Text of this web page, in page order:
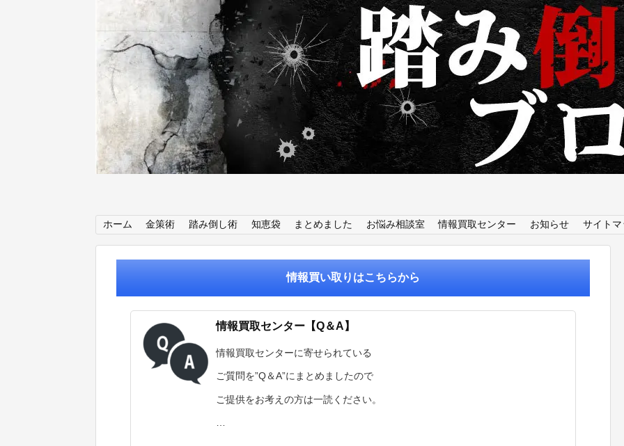
ホーム 金策術 踏み倒し術 知恵袋 まとめました お悩み相談室 情報買取センター お知らせ サイトマ
情報買い取りはこちらから
情報買取センター【Q＆A】
情報買取センターに寄せられている
ご質問を”Q＆A”にまとめましたので
ご提供をお考えの方は一読ください。